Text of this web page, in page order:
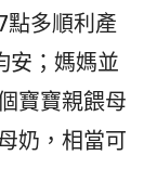
點多順利產
安；媽媽並
寶寶親餵母
奶，相當可